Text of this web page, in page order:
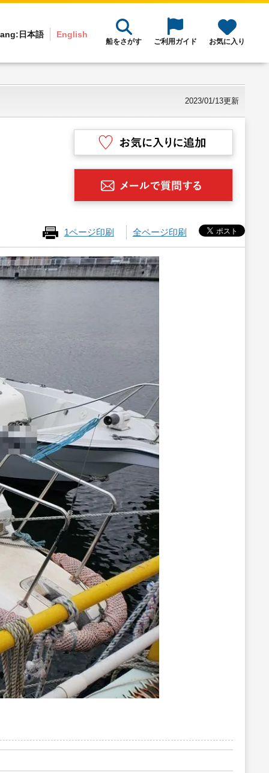
日本語 English
船をさがす ご利用ガイド お気に入り
2023/01/13更新
1ページ印刷 全ページ印刷